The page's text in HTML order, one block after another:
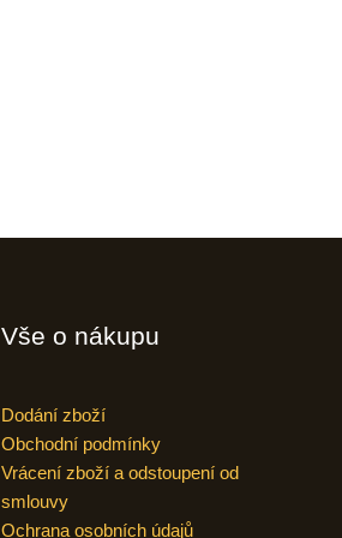
Vše o nákupu
Dodání zboží
Obchodní podmínky
Vrácení zboží a odstoupení od
smlouvy
Ochrana osobních údajů